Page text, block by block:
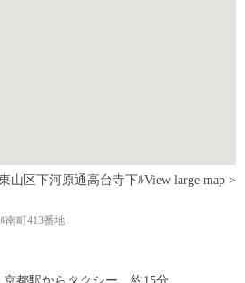
View large map >
山区下河原通高台寺下ﾙ
南町413番地